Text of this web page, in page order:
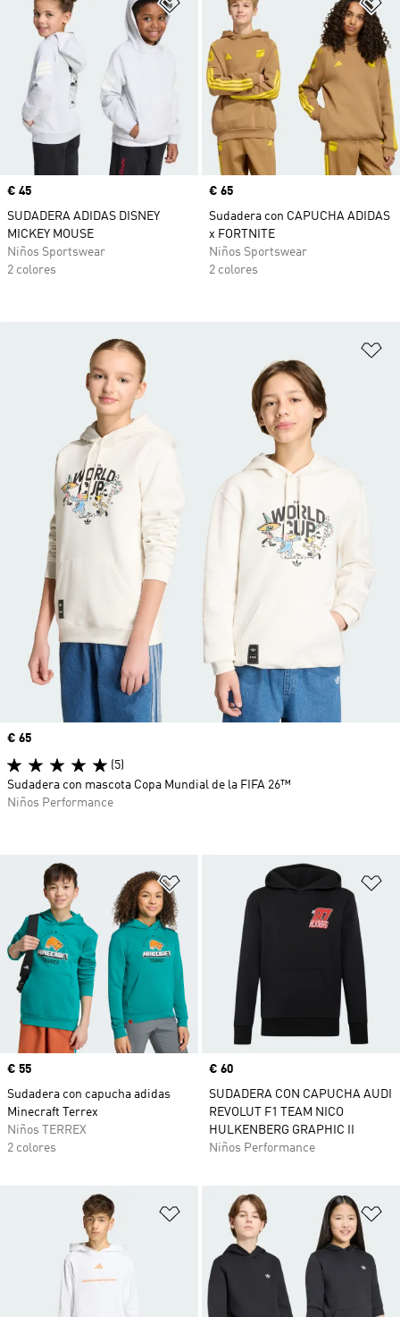
Precio
€ 45
SUDADERA ADIDAS DISNEY
MICKEY MOUSE
Niños Sportswear
2 colores
Precio
€ 65
Sudadera con CAPUCHA ADIDAS
x FORTNITE
Niños Sportswear
2 colores
Añadir a la lista de deseos
Precio
€ 55
Sudadera con capucha adidas
Minecraft Terrex
Niños TERREX
2 colores
Precio
€ 60
SUDADERA CON CAPUCHA AUDI
REVOLUT F1 TEAM NICO
HULKENBERG GRAPHIC II
Niños Performance
Añadir a la lista de deseos
Precio
€ 65
(5)
Sudadera con mascota Copa Mundial de la FIFA 26™
Niños Performance